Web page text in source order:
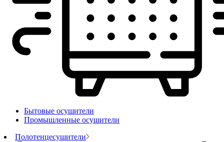
Бытовые осушители
Промышленные осушители
Полотенцесушители